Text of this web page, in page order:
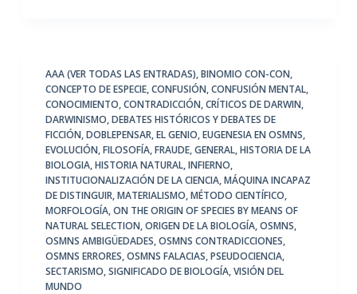
AAA (VER TODAS LAS ENTRADAS),BINOMIO CON-CON,
CONCEPTO DE ESPECIE,CONFUSIÓN,CONFUSIÓN MENTAL,
CONOCIMIENTO,CONTRADICCIÓN,CRÍTICOS DE DARWIN,
DARWINISMO,DEBATES HISTÓRICOS Y DEBATES DE
FICCIÓN,DOBLEPENSAR,EL GENIO,EUGENESIA EN OSMNS,
EVOLUCIÓN,FILOSOFÍA,FRAUDE,GENERAL,HISTORIA DE LA
BIOLOGIA,HISTORIA NATURAL,INFIERNO,
INSTITUCIONALIZACIÓN DE LA CIENCIA,MÁQUINA INCAPAZ
DE DISTINGUIR,MATERIALISMO,MÉTODO CIENTÍFICO,
MORFOLOGÍA,ON THE ORIGIN OF SPECIES BY MEANS OF
NATURAL SELECTION,ORIGEN DE LA BIOLOGÍA,OSMNS,
OSMNS AMBIGÜEDADES,OSMNS CONTRADICCIONES,
OSMNS ERRORES,OSMNS FALACIAS,PSEUDOCIENCIA,
SECTARISMO,SIGNIFICADO DE BIOLOGÍA,VISIÓN DEL
MUNDO